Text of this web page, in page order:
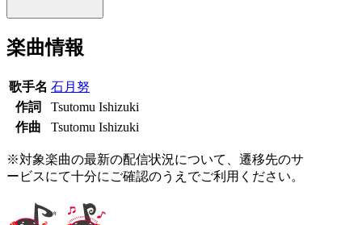
楽曲情報
歌手名 石月努
作詞
Tsutomu Ishizuki
作曲
Tsutomu Ishizuki
※対象楽曲の最新の配信状況について、遷移先のサ
ービスにて十分にご確認のうえでご利用ください。